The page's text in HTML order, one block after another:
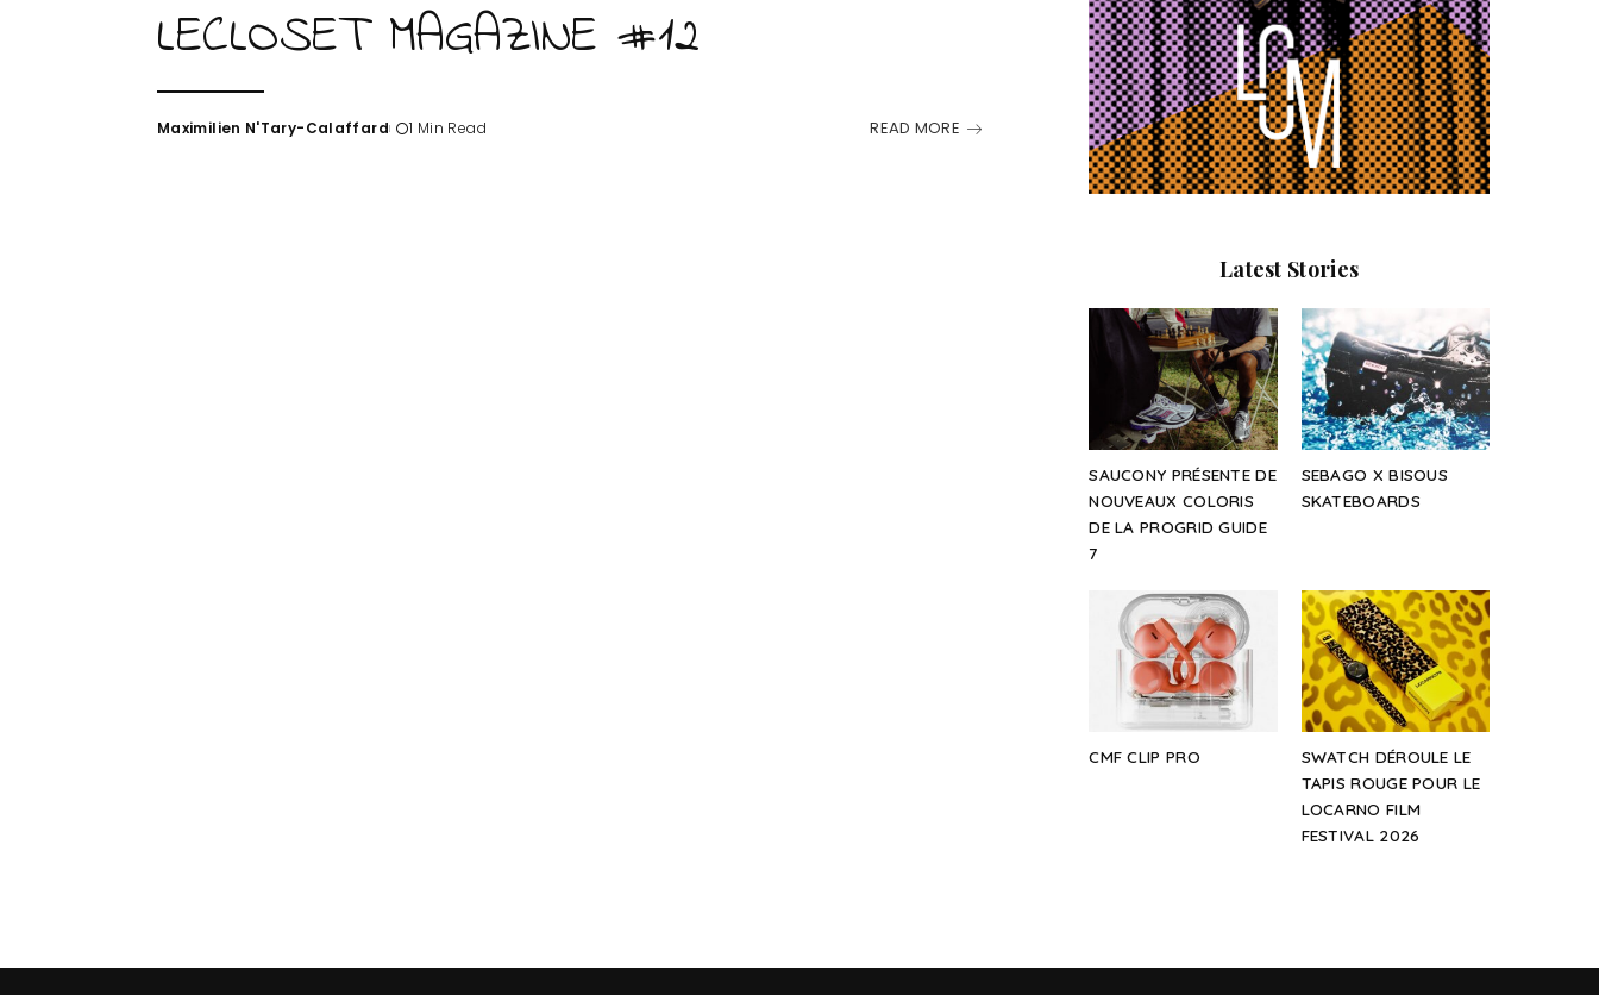
LECLOSET MAGAZINE #12
Posted
Maximilien N'Tary-Calaffard 1 Min Read READ MORE
Latest Stories
SAUCONY PRÉSENTE DE
NOUVEAUX COLORIS
DE LA PROGRID GUIDE
7
SEBAGO X BISOUS
SKATEBOARDS
CMF CLIP PRO
SWATCH DÉROULE LE
TAPIS ROUGE POUR LE
LOCARNO FILM
FESTIVAL 2026